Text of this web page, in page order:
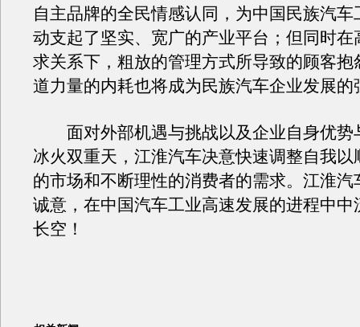
自主品牌的全民情感认同，为中国民族汽车
动支起了坚实、宽广的产业平台；但同时在
求关系下，粗放的管理方式所导致的顾客抱
道力量的内耗也将成为民族汽车企业发展的
面对外部机遇与挑战以及企业自身优势
冰火双重天，江淮汽车决意快速调整自我以
的市场和不断理性的消费者的需求。江淮汽
诚意，在中国汽车工业高速发展的进程中中
长空！